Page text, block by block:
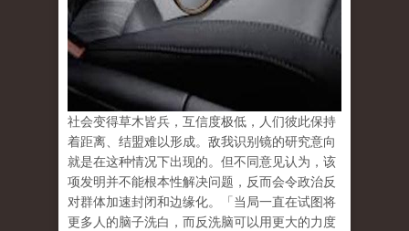
社会变得草木皆兵，互信度极低，人们彼此保持
着距离、结盟难以形成。敌我识别镜的研究意向
就是在这种情况下出现的。但不同意见认为，该
项发明并不能根本性解决问题，反而会令政治反
对群体加速封闭和边缘化。「当局一直在试图将
更多人的脑子洗白，而反洗脑可以用更大的力度